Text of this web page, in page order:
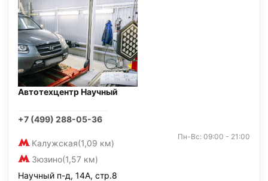
Автотехцентр Научный
+7 (499) 288-05-36
Калужская(1,09 км)
Зюзино(1,57 км)
Пн-Вс: 09:00 - 21:00
Научный п-д, 14А, стр.8